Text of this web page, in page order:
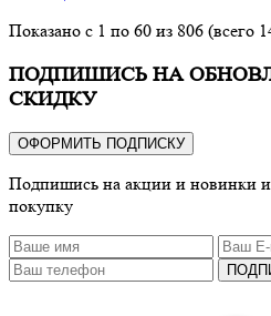
Показано с 1 по 60 из 806 (всего
ПОДПИШИСЬ НА
СКИДКУ
ОФОРМИТЬ ПОДПИСКУ
Подпишись на акции и новинки
покупку